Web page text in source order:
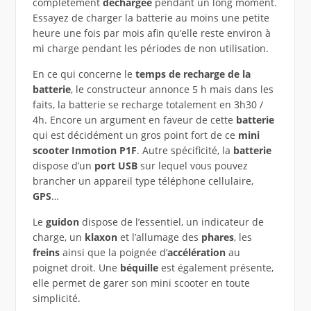
Essayez de charger la batterie au moins une petite
heure une fois par mois afin qu’elle reste environ à
mi charge pendant les périodes de non utilisation.
En ce qui concerne le temps de recharge de la
batterie, le constructeur annonce 5 h mais dans les
faits, la batterie se recharge totalement en 3h30 /
4h. Encore un argument en faveur de cette batterie
qui est décidément un gros point fort de ce mini
scooter Inmotion P1F. Autre spécificité, la batterie
dispose d’un port USBsur lequel vous pouvez
brancher un appareil type téléphone cellulaire,
GPS…
Le guidondispose de l’essentiel, un indicateur de
charge, un klaxonet l’allumage des phares, les
freinsainsi que la poignée d’accélération au
poignet droit. Une béquilleest également présente,
elle permet de garer son mini scooter en toute
simplicité.